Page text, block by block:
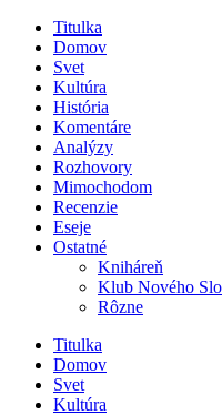
Titulka
Domov
Svet
Kultúra
História
Komentáre
Analýzy
Rozhovory
Mimochodom
Recenzie
Eseje
Ostatné
Kniháreň
Klub Nového
Rôzne
Titulka
Domov
Svet
Kultúra